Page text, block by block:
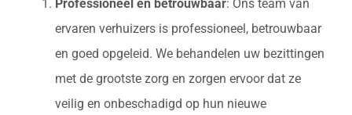
Professioneel en betrouwbaar: Ons team van
ervaren verhuizers is professioneel, betrouwbaar
en goed opgeleid. We behandelen uw bezittingen
met de grootste zorg en zorgen ervoor dat ze
veilig en onbeschadigd op hun nieuwe